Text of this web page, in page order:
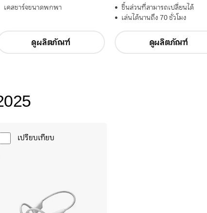
เคสชาร์จขนาดพกพา
ดูผลิตภัณฑ์
ชิ้นส่วนที่สามารถเปลี่ยนได้
เล่นได้นานถึง 70 ชั่วโมง
ดูผลิตภัณฑ์
เปรียบเทียบ